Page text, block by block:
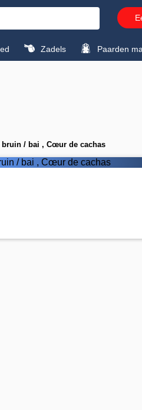
Zadels Paarden
bruin / bai , Cœur de cachas